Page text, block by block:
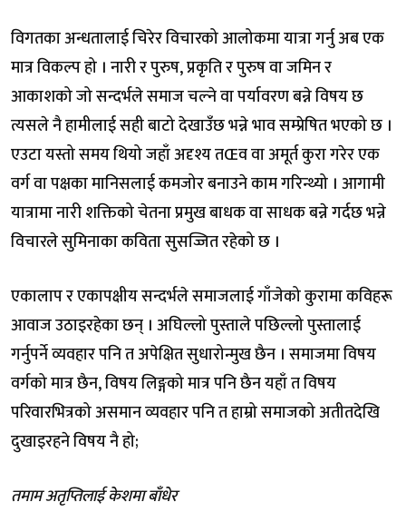
विगतका अन्धतालाई चिरेर विचारको आलोकमा यात्रा गर्नु अब एक
मात्र विकल्प हो । नारी र पुरुष, प्रकृति र पुरुष वा जमिन र
आकाशको जो सन्दर्भले समाज चल्ने वा पर्यावरण बन्ने विषय छ
त्यसले नै हामीलाई सही बाटो देखाउँछ भन्ने भाव सम्प्रेषित भएको छ ।
एउटा यस्तो समय थियो जहाँ अदृश्य तŒव वा अमूर्त कुरा गरेर एक
वर्ग वा पक्षका मानिसलाई कमजोर बनाउने काम गरिन्थ्यो । आगामी
यात्रामा नारी शक्तिको चेतना प्रमुख बाधक वा साधक बन्ने गर्दछ भन्ने
विचारले सुमिनाका कविता सुसज्जित रहेको छ ।
एकालाप र एकापक्षीय सन्दर्भले समाजलाई गाँजेको कुरामा कविहरू
आवाज उठाइरहेका छन् । अघिल्लो पुस्ताले पछिल्लो पुस्तालाई
गर्नुपर्ने व्यवहार पनि त अपेक्षित सुधारोन्मुख छैन । समाजमा विषय
वर्गको मात्र छैन, विषय लिङ्गको मात्र पनि छैन यहाँ त विषय
परिवारभित्रको असमान व्यवहार पनि त हाम्रो समाजको अतीतदेखि
दुखाइरहने विषय नै हो;
तमाम अतृप्तिलाई केशमा बाँधेर